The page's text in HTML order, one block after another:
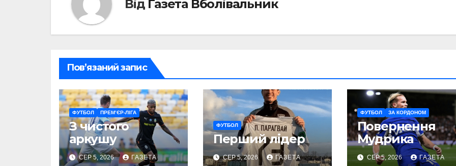
Від Газета Вболівальник
Пов’язаний запис
ФУТБОЛ ПРЕМ’ЄР-ЛІГА
З чистого
аркушу
СЕР 5, 2026 ГАЗЕТА
ФУТБОЛ
Перший лідер
СЕР 5, 2026 ГАЗЕТА
ФУТБОЛ ЗА КОРДОНОМ
Повернення
Мудрика
СЕР 5, 2026 ГАЗЕТА